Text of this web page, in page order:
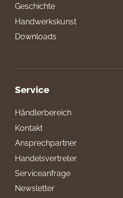
Geschichte
Handwerkskunst
Downloads
Service
Händlerbereich
Kontakt
Ansprechpartner
Handelsvertreter
Serviceanfrage
Newsletter